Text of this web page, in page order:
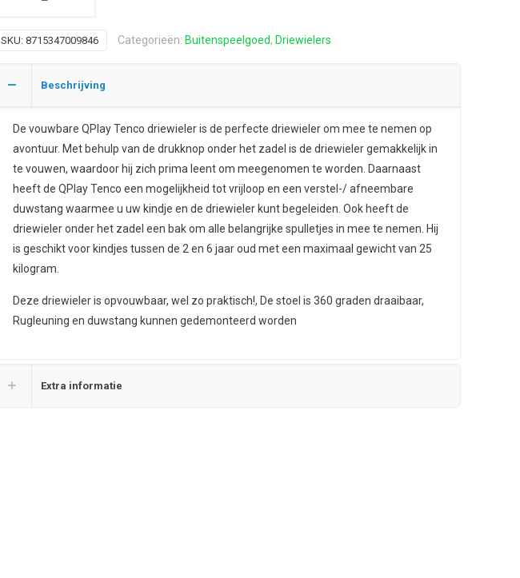
SKU: 8715347009846 Categorieën: Buitenspeelgoed, Driewielers
Beschrijving
De vouwbare QPlay Tenco driewieler is de perfecte driewieler om mee te nemen op
avontuur. Met behulp van de drukknop onder het zadel is de driewieler gemakkelijk in
te vouwen, waardoor hij zich prima leent om meegenomen te worden. Daarnaast
heeft de QPlay Tenco een mogelijkheid tot vrijloop en een verstel-/ afneembare
duwstang waarmee u uw kindje en de driewieler kunt begeleiden. Ook heeft de
driewieler onder het zadel een bak om alle belangrijke spulletjes in mee te nemen. Hij
is geschikt voor kindjes tussen de 2 en 6 jaar oud met een maximaal gewicht van 25
kilogram.
Deze driewieler is opvouwbaar, wel zo praktisch!, De stoel is 360 graden draaibaar,
Rugleuning en duwstang kunnen gedemonteerd worden
Extra informatie